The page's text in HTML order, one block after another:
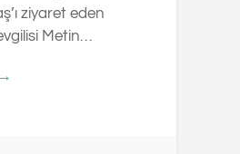
ziyaret eden
Metin…